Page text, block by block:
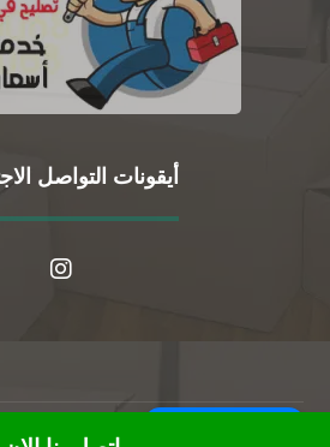
أيقونات التواصل
© حقوق النشر 2026. جميع الحقوق محفوظة.